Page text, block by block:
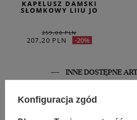
KAPELUSZ DAMSKI
SŁOMKOWY LIIU JO
259,00 PLN
207,20 PLN -20%
INNE DOSTĘPNE
Konfiguracja zgód